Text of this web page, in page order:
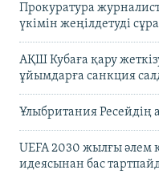
Прокуратура
үкімін жеңілдетуді
АҚШ Кубаға қару
ұйымдарға санкция
Ұлыбритания Ресейдің
UEFA 2030 жылғы әлем
идеясынан бас